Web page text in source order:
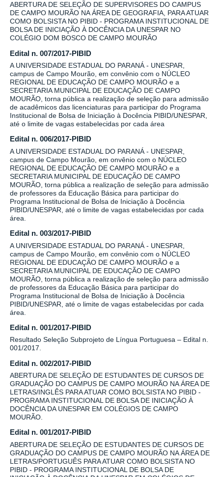
ABERTURA DE SELEÇÃO DE SUPERVISORES DO CAMPUS
DE CAMPO MOURÃO NA ÁREA DE GEOGRAFIA, PARA ATUAR
COMO BOLSISTA NO PIBID - PROGRAMA INSTITUCIONAL DE
BOLSA DE INICIAÇÃO À DOCÊNCIA DA UNESPAR NO
COLÉGIO DOM BOSCO DE CAMPO MOURÃO
Edital n. 007/2017-PIBID
A UNIVERSIDADE ESTADUAL DO PARANÁ - UNESPAR,
campus de Campo Mourão, em convênio com o NÚCLEO
REGIONAL DE EDUCAÇÃO DE CAMPO MOURÃO e a
SECRETARIA MUNICIPAL DE EDUCAÇÃO DE CAMPO
MOURÃO, torna pública a realização de seleção para admissão
de acadêmicos das licenciaturas para participar do Programa
Institucional de Bolsa de Iniciação à Docência PIBID/UNESPAR,
até o limite de vagas estabelecidas por cada área
Edital n. 006/2017-PIBID
A UNIVERSIDADE ESTADUAL DO PARANÁ - UNESPAR,
campus de Campo Mourão, em onvênio com o NÚCLEO
REGIONAL DE EDUCAÇÃO DE CAMPO MOURÃO e a
SECRETARIA MUNICIPAL DE EDUCAÇÃO DE CAMPO
MOURÃO, torna pública a realização de seleção para admissão
de professores da Educação Básica para participar do
Programa Institucional de Bolsa de Iniciação à Docência
PIBID/UNESPAR, até o limite de vagas estabelecidas por cada
área.
Edital n. 003/2017-PIBID
A UNIVERSIDADE ESTADUAL DO PARANÁ - UNESPAR,
campus de Campo Mourão, em convênio com o NÚCLEO
REGIONAL DE EDUCAÇÃO DE CAMPO MOURÃO e a
SECRETARIA MUNICIPAL DE EDUCAÇÃO DE CAMPO
MOURÃO, torna pública a realização de seleção para admissão
de professores da Educação Básica para participar do
Programa Institucional de Bolsa de Iniciação à Docência
PIBID/UNESPAR, até o limite de vagas estabelecidas por cada
área.
Edital n. 001/2017-PIBID
Resultado Seleção Subprojeto de Língua Portuguesa – Edital n.
001/2017.
Edital n. 002/2017-PIBID
ABERTURA DE SELEÇÃO DE ESTUDANTES DE CURSOS DE
GRADUAÇÃO DO CAMPUS DE CAMPO MOURÃO NA ÁREA DE
LETRAS/INGLÊS PARA ATUAR COMO BOLSISTA NO PIBID -
PROGRAMA INSTITUCIONAL DE BOLSA DE INICIAÇÃO À
DOCÊNCIA DA UNESPAR EM COLÉGIOS DE CAMPO
MOURÃO.
Edital n. 001/2017-PIBID
ABERTURA DE SELEÇÃO DE ESTUDANTES DE CURSOS DE
GRADUAÇÃO DO CAMPUS DE CAMPO MOURÃO NA ÁREA DE
LETRAS/PORTUGUÊS PARA ATUAR COMO BOLSISTA NO
PIBID - PROGRAMA INSTITUCIONAL DE BOLSA DE